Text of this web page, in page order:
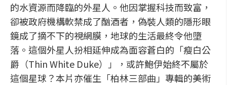
的水資源而降臨的外星人。他因掌握科技而致富，
卻被政府機構軟禁成了酗酒者，偽裝人類的隱形眼
鏡成了摘不下的視網膜，地球的生活最終令他墮
落。這個外星人扮相延伸成為面容蒼白的「瘦白公
爵（Thin White Duke）」，或許鮑伊始終不屬於
這個星球？本片亦催生「柏林三部曲」專輯的美術